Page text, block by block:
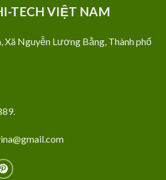
TECH VIỆT NAM
Xã Nguyễn Lương Bằng, Thành phố